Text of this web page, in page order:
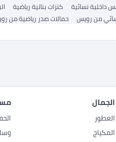
داخلية نسائية كنزات بناتية رياضية
من رويس حمالات صدر رياضية من
الجمال
العطور
المكياج